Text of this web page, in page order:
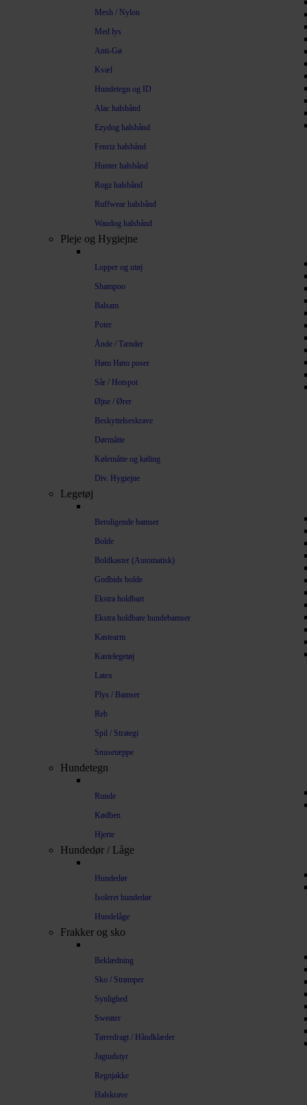
Mesh / Nylon
Med lys
Anti-Gø
Kvæl
Hundetegn og ID
Alac halsbånd
Ezydog halsbånd
Fenriz halsbånd
Hunter halsbånd
Rogz halsbånd
Ruffwear halsbånd
Waudog halsbånd
Pleje og Hygiejne
Lopper og utøj
Shampoo
Balsam
Poter
Ånde / Tænder
Høm Høm poser
Sår / Hotspot
Øjne / Ører
Beskyttelseskrave
Dørmåtte
Kølemåtte og køling
Div. Hygiejne
Legetøj
Beroligende bamser
Bolde
Boldkaster (Automatisk)
Godbids bolde
Ekstra holdbart
Ekstra holdbare hundebamser
Kastearm
Kastelegetøj
Latex
Plys / Bamser
Reb
Spil / Strategi
Snusetæppe
Hundetegn
Runde
Kødben
Hjerte
Hundedør / Låge
Hundedør
Isoleret hundedør
Hundelåge
Frakker og sko
Beklædning
Sko / Strømper
Synlighed
Sweater
Tørredragt / Håndklæder
Jagtudstyr
Regnjakke
Halskrave